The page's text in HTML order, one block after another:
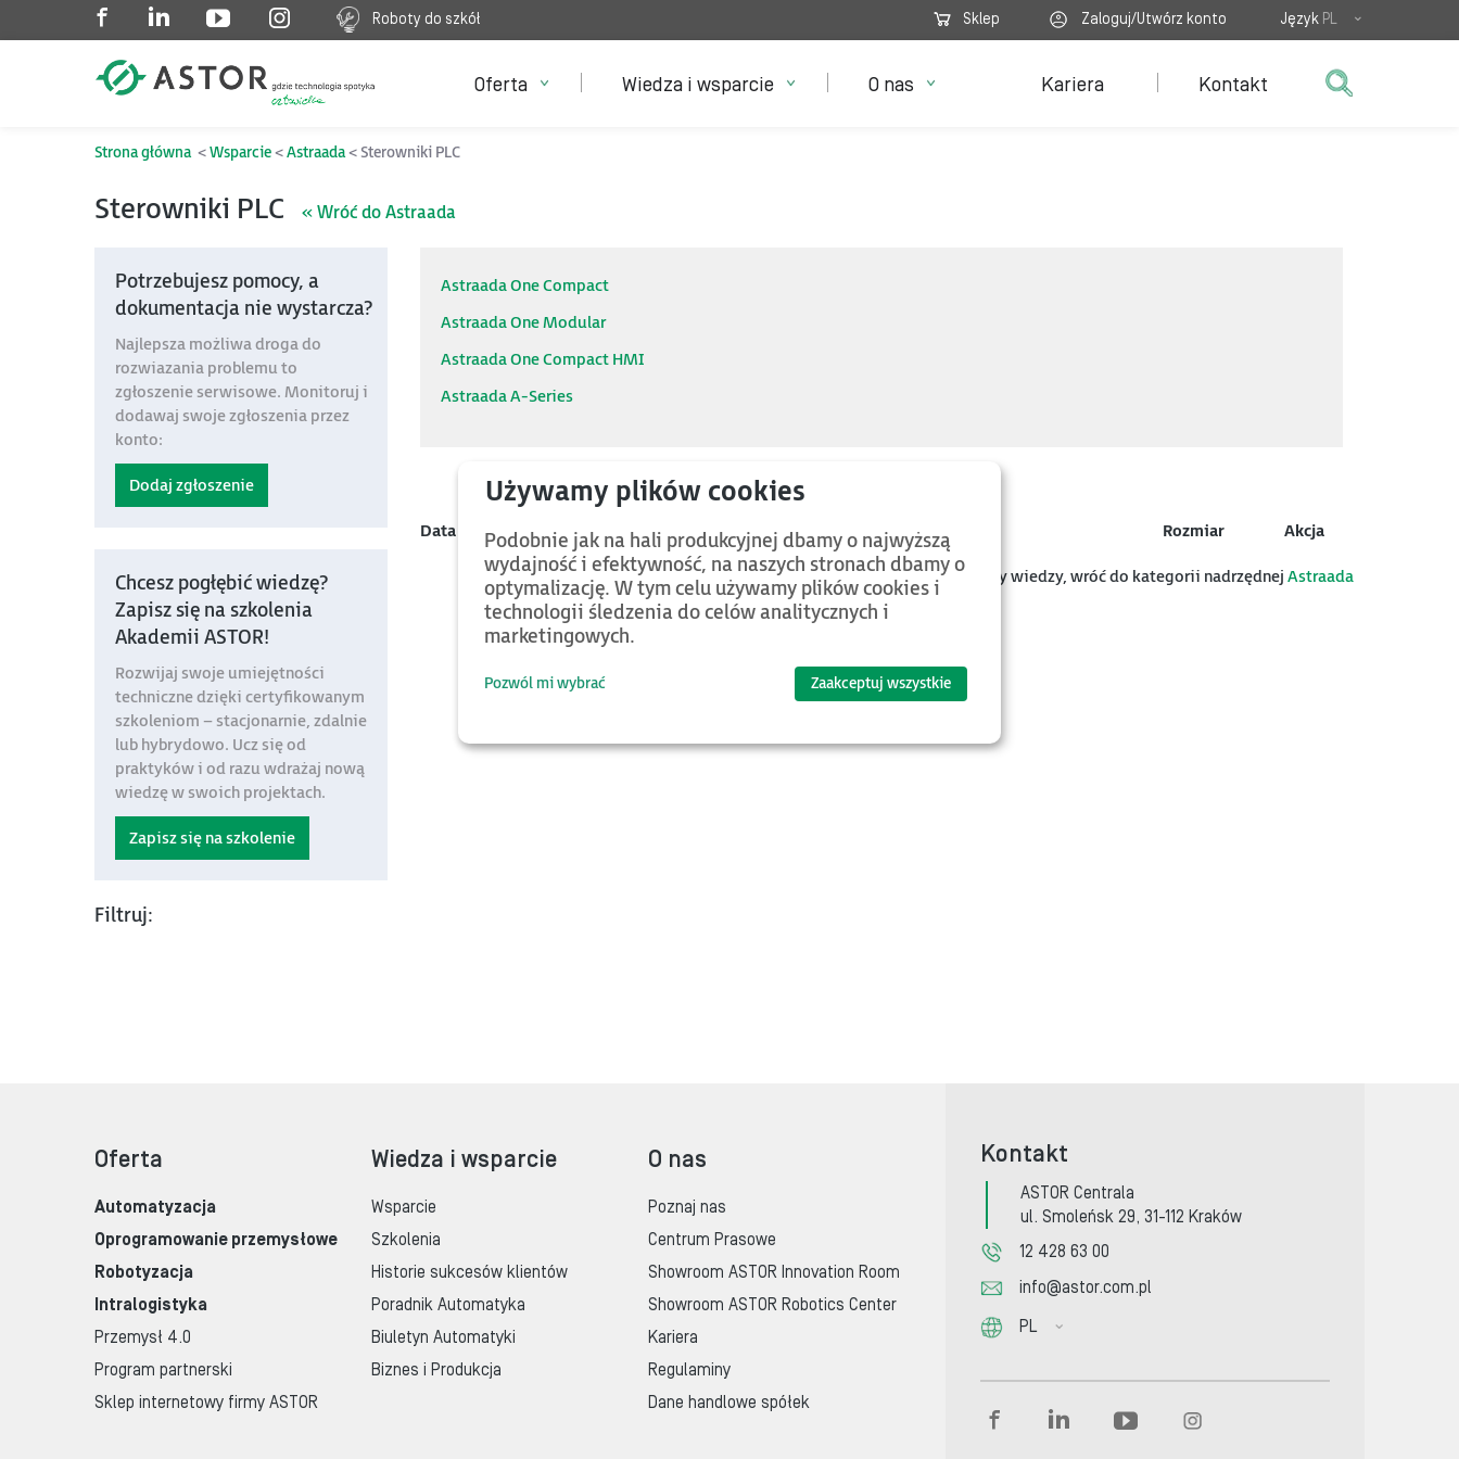
Roboty do szkół Sklep Zaloguj/Utwórz konto Język PL
Oferta Wiedza i wsparcie O nas Kariera Kontakt
Strona główna Wsparcie Astraada Sterowniki PLC
Sterowniki PLC « Wróć do Astraada
Potrzebujesz pomocy, a
dokumentacja nie wystarcza?
Najlepsza możliwa droga do
rozwiazania problemu to
zgłoszenie serwisowe. Monitoruj i
dodawaj swoje zgłoszenia przez
konto:
Dodaj zgłoszenie
Chcesz pogłębić wiedzę?
Zapisz się na szkolenia
Akademii ASTOR!
Rozwijaj swoje umiejętności
techniczne dzięki certyfikowanym
szkoleniom – stacjonarnie, zdalnie
lub hybrydowo. Ucz się od
praktyków i od razu wdrażaj nową
wiedzę w swoich projektach.
Zapisz się na szkolenie
Filtruj:
Astraada One Compact
Astraada One Modular
Astraada One Compact HMI
Astraada A-Series
Data mod. Kategoria Nazwa Rozmiar Akcja
Jeśli chcesz znaleźć więcej plików oraz bazy wiedzy, wróć do kategorii nadrzędnej Astraada
Oferta
Automatyzacja
Oprogramowanie przemysłowe
Robotyzacja
Intralogistyka
Przemysł 4.0
Program partnerski
Sklep internetowy firmy ASTOR
Wiedza i wsparcie
Wsparcie
Szkolenia
Historie sukcesów klientów
Poradnik Automatyka
Biuletyn Automatyki
Biznes i Produkcja
O nas
Poznaj nas
Centrum Prasowe
Showroom ASTOR Innovation Room
Showroom ASTOR Robotics Center
Kariera
Regulaminy
Dane handlowe spółek
Kontakt
ASTOR Centrala
ul. Smoleńsk 29, 31-112 Kraków
12 428 63 00
info@astor.com.pl
PL
Podobnie jak na hali produkcyjnej dbamy o najwyższą
wydajność i efektywność, na naszych stronach dbamy o
optymalizację. W tym celu używamy plików cookies i
technologii śledzenia do celów analitycznych i
marketingowych.
Pozwól mi wybrać Zaakceptuj wszystkie